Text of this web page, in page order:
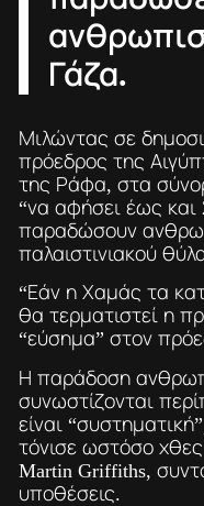
Γάζα.
Μιλώντας σε
πρόεδρος της
της Ράφα, στα
“να αφήσει έως
παραδώσουν
παλαιστινιακού
“Εάν η Χαμάς τα
θα τερματιστεί η
“εύσημα” στον
Η παράδοση
συνωστίζονται
είναι
τόνισε ωστόσο
Martin Griffiths,
υποθέσεις.